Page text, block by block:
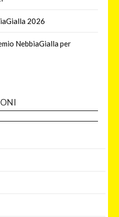
2026
NebbiaGialla per